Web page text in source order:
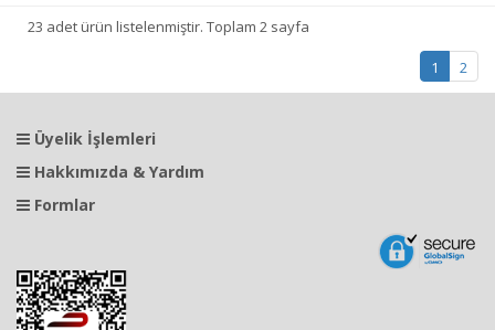
23 adet ürün listelenmiştir. Toplam 2 sayfa
1 2
Üyelik İşlemleri
Hakkımızda & Yardım
Formlar